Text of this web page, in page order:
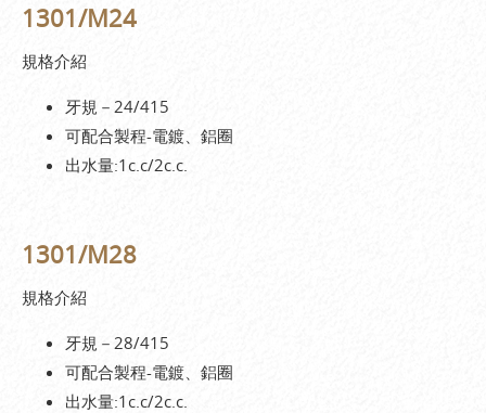
1301/M24
規格介紹
牙規－24/415
可配合製程-電鍍、鋁圈
出水量:1c.c/2c.c.
1301/M28
規格介紹
牙規－28/415
可配合製程-電鍍、鋁圈
出水量:1c.c/2c.c.